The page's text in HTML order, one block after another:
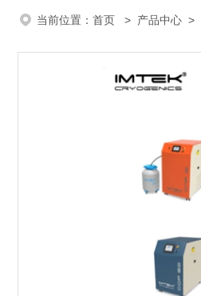
当前位置： 首页 > 产品中心 >